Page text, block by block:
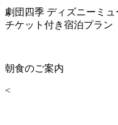
劇団四季 ディズニーミ
チケット付き宿泊プラン
朝食のご案内
<